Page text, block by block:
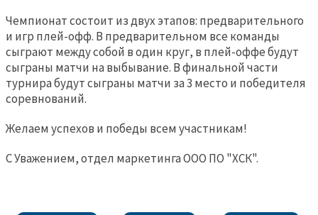
Чемпионат состоит из двух этапов: предварительного
и игр плей-офф. В предварительном все команды
сыграют между собой в один круг, в плей-оффе будут
сыграны матчи на выбывание. В финальной части
турнира будут сыграны матчи за 3 место и победителя
соревнований.
Желаем успехов и победы всем участникам!
С Уважением, отдел маркетинга ООО ПО "ХСК".